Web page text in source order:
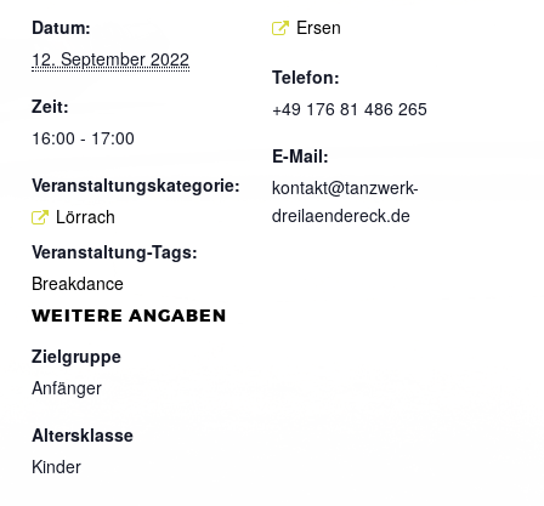
Datum:
12. September 2022
Zeit:
16:00 - 17:00
Veranstaltungskategorie:
Lörrach
Veranstaltung-Tags:
Breakdance
Ersen
Telefon:
+49 176 81 486 265
E-Mail:
kontakt@tanzwerk-
dreilaendereck.de
WEITERE ANGABEN
Zielgruppe
Anfänger
Altersklasse
Kinder